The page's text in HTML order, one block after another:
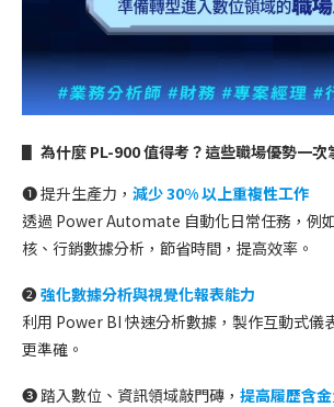
▋ 為什麼 PL-900 值得考？這些職場優勢一次
➊ 提升生產力， 減少 30% 以上重複性工作
透過 Power Automate 自動化日常任務，例
核、行銷數據分析，節省時間，提高效率。
➋強化數據分析與視覺化報表能力
利用 Power BI 快速分析數據，製作互動式儀
更準確。
➌ 踏入數位、資訊領域敲門磚， 提高履歷含